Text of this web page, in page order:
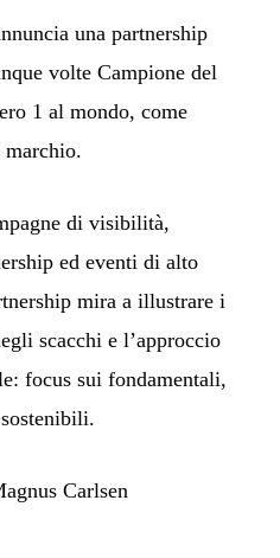
una partnership
volte Campione del
1 al mondo, come
marchio.
di visibilità,
ed eventi di alto
mira a illustrare i
scacchi e l’approccio
focus sui fondamentali,
Carlsen